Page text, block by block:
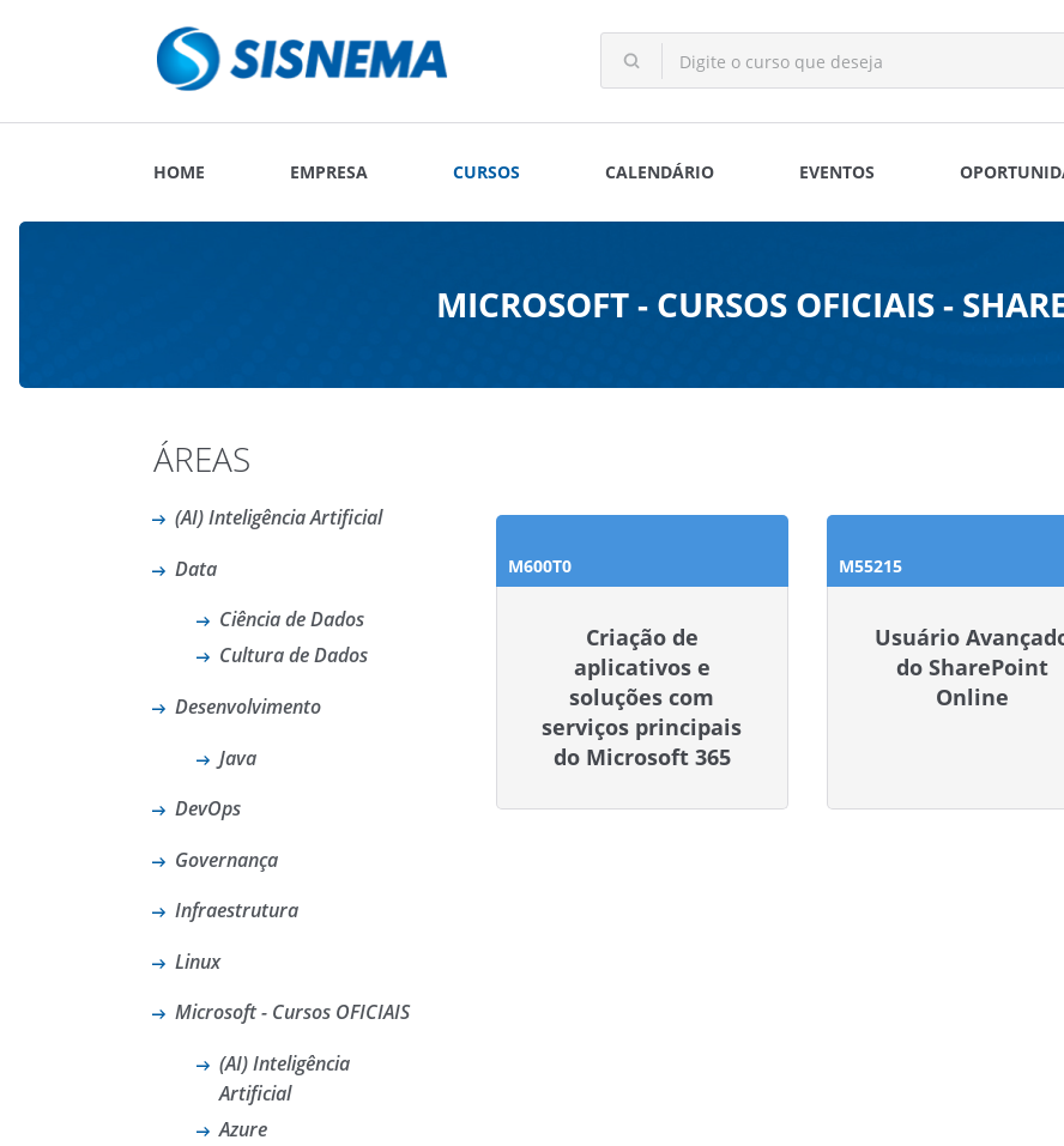
HOME EMPRESA CURSOS CALENDÁRIO EVENTOS
MICROSOFT - CURSOS OFICIAIS -
ÁREAS
(AI) Inteligência Artificial
Data
Ciência de Dados
Cultura de Dados
Desenvolvimento
Java
DevOps
Governança
Infraestrutura
Linux
Microsoft - Cursos OFICIAIS
(AI) Inteligência
Artificial
Azure
M600T0
Criação de
aplicativos e
soluções com
serviços principais
do Microsoft 365
M55215
Usuário
do SharePoint
Online